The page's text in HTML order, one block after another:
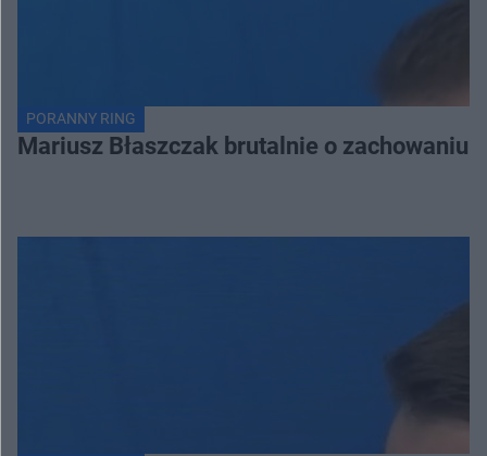
PORANNY RING
Mariusz Błaszczak brutalnie o zachowaniu